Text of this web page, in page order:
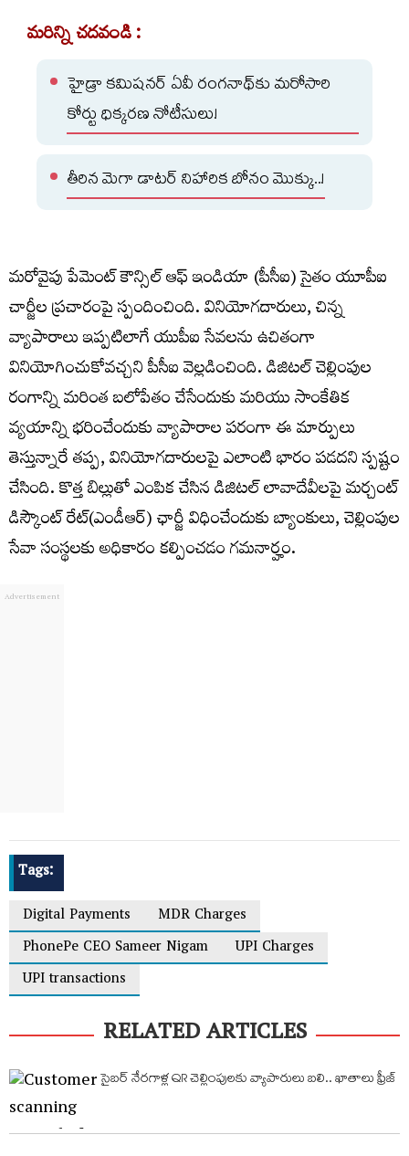
మరిన్ని చదవండి :
హైడ్రా కమిషనర్ ఏవీ రంగనాథ్‌కు మరోసారి
కోర్టు ధిక్కరణ నోటీసులు!
తీరిన మెగా డాటర్ నిహారిక బోనం మొక్కు..!
మరోవైపు పేమెంట్ కౌన్సిల్ ఆఫ్ ఇండియా (పీసీఐ) సైతం యూపీఐ
చార్జీల ప్రచారంపై స్పందించింది. వినియోగదారులు, చిన్న
వ్యాపారాలు ఇప్పటిలాగే యుపీఐ సేవలను ఉచితంగా
వినియోగించుకోవచ్చని పీసీఐ వెల్లడించింది. డిజిటల్ చెల్లింపుల
రంగాన్ని మరింత బలోపేతం చేసేందుకు మరియు సాంకేతిక
వ్యయాన్ని భరించేందుకు వ్యాపారాల పరంగా ఈ మార్పులు
తెస్తున్నారే తప్ప, వినియోగదారులపై ఎలాంటి భారం పడదని స్పష్టం
చేసింది. కొత్త బిల్లుతో ఎంపిక చేసిన డిజిటల్‌ లావాదేవీలపై మర్చంట్‌
డిస్కౌంట్‌ రేట్‌(ఎండీఆర్‌) ఛార్జీ విధించేందుకు బ్యాంకులు, చెల్లింపుల
సేవా సంస్థలకు అధికారం కల్పించడం గమనార్హం.
Tags:
Digital Payments
MDR Charges
PhonePe CEO Sameer Nigam
UPI Charges
UPI transactions
RELATED ARTICLES
సైబర్‌ నేరగాళ్ల QR చెల్లింపులకు వ్యాపారులు బలి.. ఖాతాలు ఫ్రీజ్‌